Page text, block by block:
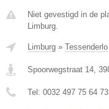
Niet gevestigd in de
Limburg.
Limburg » Tessenderlo
Spoorwegstraat 14
Tel: 0032 497 75 64 73